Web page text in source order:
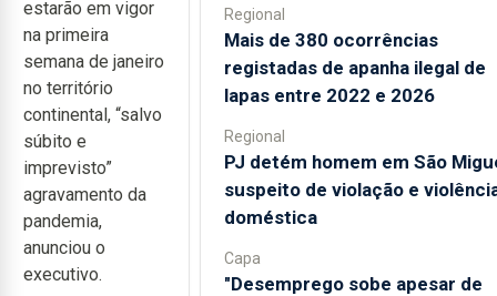
estarão em vigor
na primeira
semana de janeiro
no território
continental, “salvo
súbito e
imprevisto”
agravamento da
pandemia,
anunciou o
executivo.
Regional
Mais de 380 ocorrências
registadas de apanha ilegal de
lapas entre 2022 e 2026
Regional
PJ detém homem em São
suspeito de violação e
doméstica
Capa
"Desemprego sobe apesar de